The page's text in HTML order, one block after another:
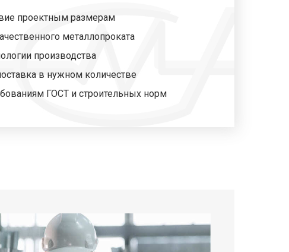
проектным размерам
металлопроката
производства
в нужном количестве
ГОСТ и строительных норм